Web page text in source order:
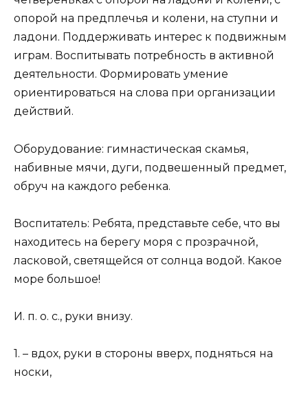
опорой на предплечья и колени, на ступни и
ладони. Поддерживать интерес к подвижным
играм. Воспитывать потребность в активной
деятельности. Формировать умение
ориентироваться на слова при организации
действий.
Оборудование: гимнастическая скамья,
набивные мячи, дуги, подвешенный предмет,
обруч на каждого ребенка.
Воспитатель: Ребята, представьте себе, что вы
находитесь на берегу моря с прозрачной,
ласковой, светящейся от солнца водой. Какое
море большое!
И. п. о. с., руки внизу.
1. – вдох, руки в стороны вверх, подняться на
носки,